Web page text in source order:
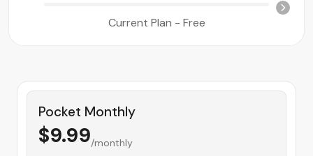
Current Plan - Free
Pocket Monthly
$9.99/monthly